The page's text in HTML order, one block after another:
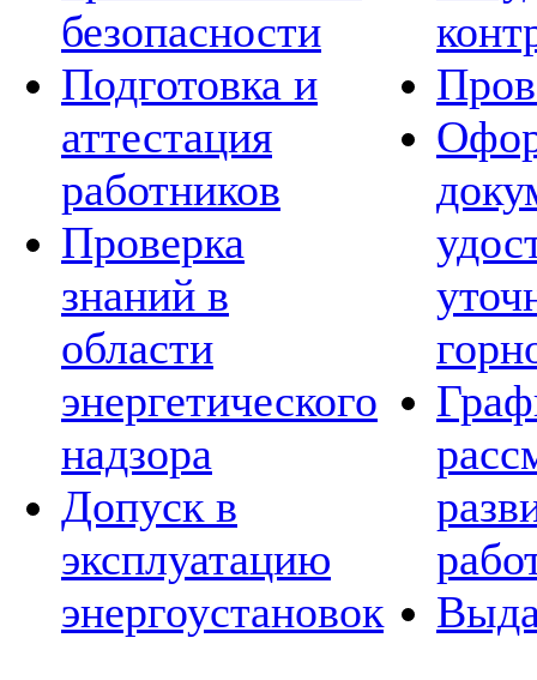
безопасности
Подготовка и
аттестация
работников
Проверка
знаний в
области
энергетического
надзора
Допуск в
эксплуатацию
энергоустановок